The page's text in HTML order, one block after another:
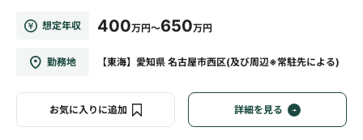
想定年収 400万円～650万円
勤務地 【東海】愛知県 名古屋市西区(及び周辺※常駐先による)
お気に入りに追加 詳細を見る